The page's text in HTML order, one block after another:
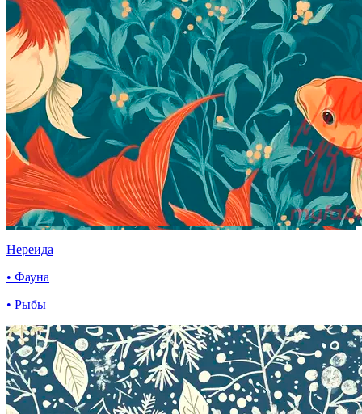
Нереида
• Фауна
• Рыбы